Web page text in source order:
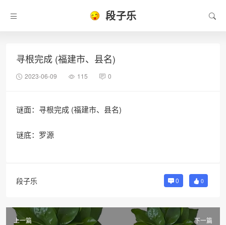
段子乐
寻根完成 (福建市、县名)
2023-06-09 115 0
谜面：寻根完成 (福建市、县名)
谜底：罗源
段子乐 0 0
上一篇
下一篇